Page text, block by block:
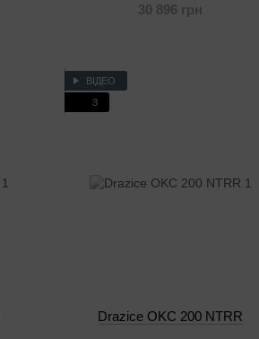
30 896 грн
ВІДЕО
3
Drazice OKC 200 NTRR